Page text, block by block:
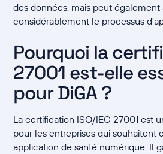
des données, mais peut
considérablement le processus
Pourquoi la
27001 est-elle
pour DiGA ?
La certification ISO/IEC 27001 est
pour les entreprises qui souhaitent
application de santé numérique. Il